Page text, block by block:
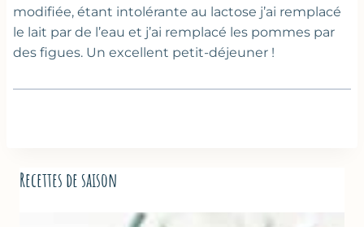
modifiée, étant intolérante au lactose j’ai remplacé
le lait par de l’eau et j’ai remplacé les pommes par
des figues. Un excellent petit-déjeuner !
Recettes de saison